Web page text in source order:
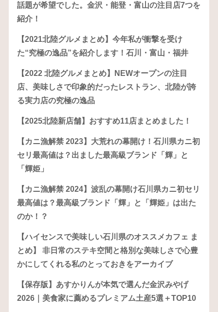
話題が希望でした。金沢・能登・富山の注目店7つを
紹介！
【2021北陸グルメまとめ】今年私が衝撃を受け
た“究極の逸品”を紹介します！石川・富山・福井
【2022 北陸グルメまとめ】NEWオープンの注目
店、美味しさで印象的だったレストラン、北陸が誇
る実力店の究極の逸品
【2025北陸新店舗】おすすめ11店まとめました！
【カニ漁解禁 2023】大荒れの幕開け！石川県カニ初
セリ最高値は？出ました最高級ブランド「輝」と
「輝姫」
【カニ漁解禁 2024】波乱の幕開け石川県カニ初セリ
最高値は？最高級ブランド「輝」と「輝姫」は出た
のか！？
【ハイセンスで美味しい石川県のオススメカフェ ま
とめ】 非日常のステキ空間と格別な美味しさで心豊
かにしてくれる私のとっておきをアーカイブ
【保存版】あすかりんが本気で選んだ金沢みやげ
2026｜美食家に薦めるプレミアム土産5選＋TOP10